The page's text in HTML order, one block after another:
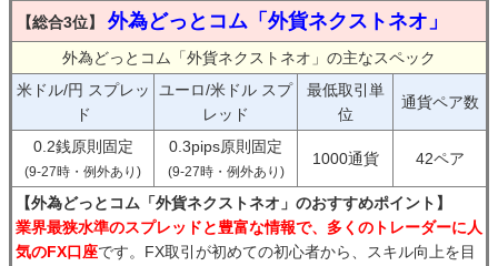
【総合3位】 外為どっとコム「外貨ネクストネオ」
外為どっとコム「外貨ネクストネオ」の主なスペック
米ドル/円 スプレッ
ド
ユーロ/米ドル スプ
レッド
最低取引単
位
通貨ペア数
0.2銭原則固定
(9-27時・例外あり)
0.3pips原則固定
(9-27時・例外あり)
1000通貨 42ペア
【外為どっとコム「外貨ネクストネオ」のおすすめポイント】
業界最狭水準のスプレッドと豊富な情報で、多くのトレーダーに人
気のFX口座です。FX取引が初めての初心者から、スキル向上を目